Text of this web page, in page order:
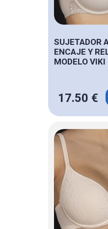
SUJETADOR
ENCAJE Y
MODELO VIKI
17.50 €